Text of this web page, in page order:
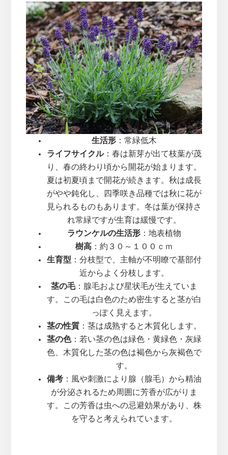
生活形 ：常緑低木
ライフサイクル：春は新芽が出て枝葉が茂
り、春の終わり頃から開花が始まります。
夏は初夏頃まで開花が続きます。秋は成長
がやや鈍化し、四季咲き品種では秋に花が
見られるものもあります。冬は葉が保持さ
れ常緑ですが生育は緩慢です。
ラウンケルの生活形 ：地表植物
樹高 ：約３０～１００ｃｍ
生育型 ：分枝型で、主軸が不明瞭で基部付
近からよく分枝します。
茎の毛：腺毛および星状毛が生えていま
す。この毛は白色のため密生すると茎が白
っぽく見えます。
茎の性質 ：茎は成熟すると木質化します。
茎の色：若い茎の色は緑色・黄緑色・灰緑
色、木質化した茎の色は褐色から灰褐色で
す。
備考 ：風や刺激により腺（腺毛）から精油
が分泌されるため周囲に芳香が広がりま
す。この芳香は虫への忌避効果があり、株
を守ると考えられています。